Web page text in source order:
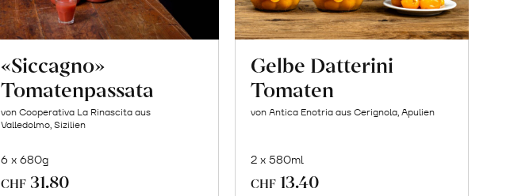
«Siccagno»
Tomatenpassata
von Cooperativa La Rinascita aus
Valledolmo, Sizilien
6 x 680g
CHF 31.80
Gelbe Datterini
Tomaten
von Antica Enotria aus Cerignola, Apulien
2 x 580ml
CHF 13.40